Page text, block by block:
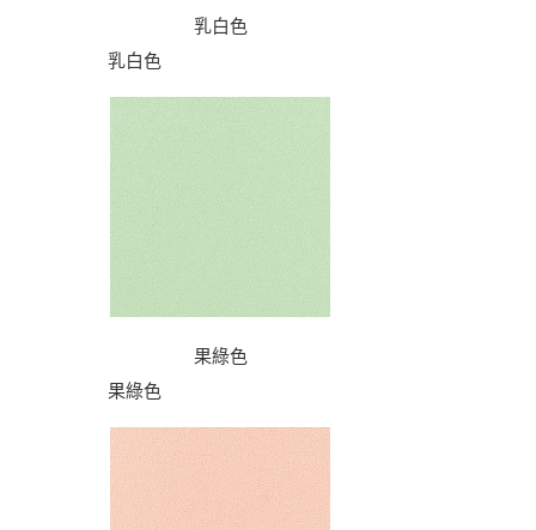
乳白色
乳白色
果綠色
果綠色